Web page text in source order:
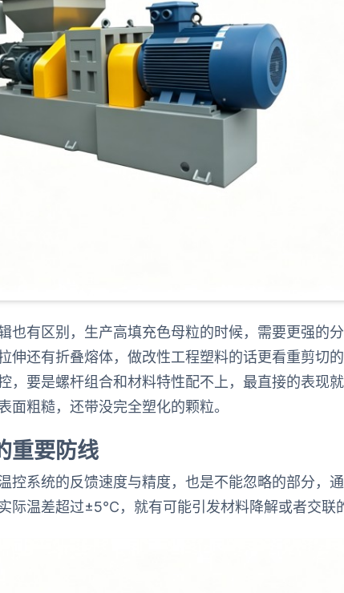
也有区别，生产高填充色母粒的时候，需要更强的分
伸还有折叠熔体，做改性工程塑料的话更看重剪切
，要是螺杆组合和材料特性配不上，最直接的表现
面粗糙，还带没完全塑化的颗粒。
重要防线
控系统的反馈速度与精度，也是不能忽略的部分，
际温差超过±5℃，就有可能引发材料降解或者交联